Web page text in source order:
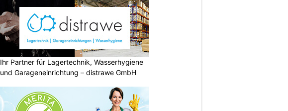
Ihr Partner für Lagertechnik, Wasserhygiene
und Garageneinrichtung – distrawe GmbH